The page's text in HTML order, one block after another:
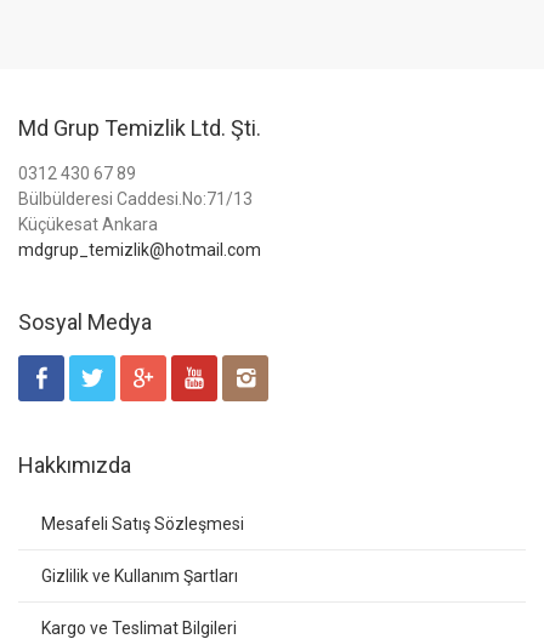
Md Grup Temizlik Ltd. Şti.
0312 430 67 89
Bülbülderesi Caddesi.No:71/13
Küçükesat Ankara
mdgrup_temizlik@hotmail.com
Sosyal Medya
Hakkımızda
Mesafeli Satış Sözleşmesi
Gizlilik ve Kullanım Şartları
Kargo ve Teslimat Bilgileri